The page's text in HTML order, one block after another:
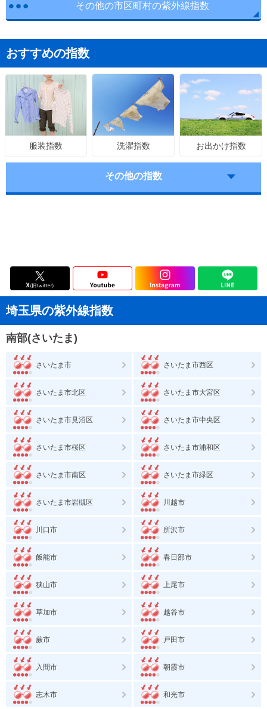
その他の市区町村の紫外線指数
おすすめの指数
服装指数 洗濯指数 お出かけ指数
その他の指数
埼玉県の紫外線指数
南部(さいたま)
さいたま市 さいたま市西区
さいたま市北区 さいたま市大宮区
さいたま市見沼区 さいたま市中央区
さいたま市桜区 さいたま市浦和区
さいたま市南区 さいたま市緑区
さいたま市岩槻区 川越市
川口市 所沢市
飯能市 春日部市
狭山市 上尾市
草加市 越谷市
蕨市 戸田市
入間市 朝霞市
志木市 和光市